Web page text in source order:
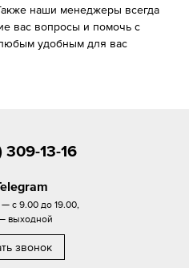
наши менеджеры всегда
вас вопросы и помочь с
удобным для вас
309-13-16
с 9.00 до 19.00,
выходной
звонок